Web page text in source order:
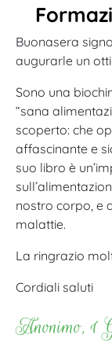
Buonasera
augurarle un
Sono una
“sana
scoperto: che
affascinante e
suo libro è
nostro corpo, e
malattie.
La ringrazio
Cordiali saluti
Anonimo, 1